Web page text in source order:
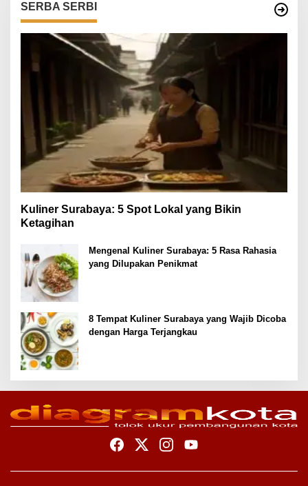
SERBA SERBI
Kuliner Surabaya: 5 Spot Lokal yang Bikin
Ketagihan
Mengenal Kuliner Surabaya: 5 Rasa Rahasia
yang Dilupakan Penikmat
8 Tempat Kuliner Surabaya yang Wajib Dicoba
dengan Harga Terjangkau